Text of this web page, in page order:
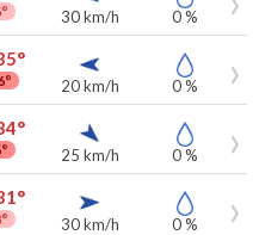
30 km/h 0 %
20 km/h 0 %
25 km/h 0 %
30 km/h 0 %